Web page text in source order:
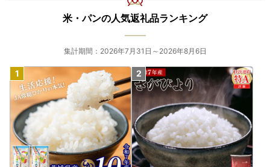
米・パンの人気返礼品ランキング
集計期間：2026年7月31日～2026年8月6日